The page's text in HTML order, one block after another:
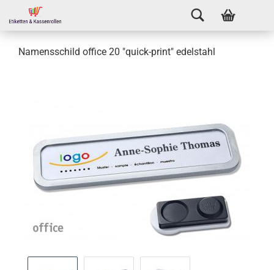
Namensschild office 20 "quick-print" edelstahl